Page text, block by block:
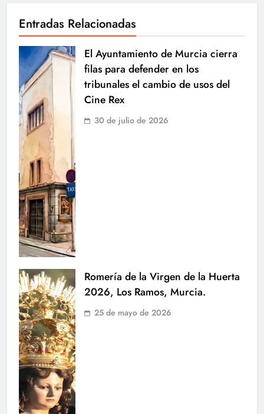
Entradas Relacionadas
El Ayuntamiento de Murcia cierra
filas para defender en los
tribunales el cambio de usos del
Cine Rex
30 de julio de 2026
Romería de la Virgen de la Huerta
2026, Los Ramos, Murcia.
25 de mayo de 2026